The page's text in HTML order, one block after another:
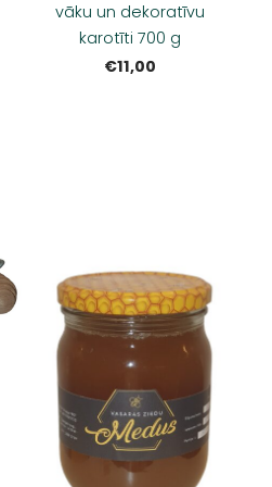
vāku un dekoratīvu
karotīti 700 g
€11,00